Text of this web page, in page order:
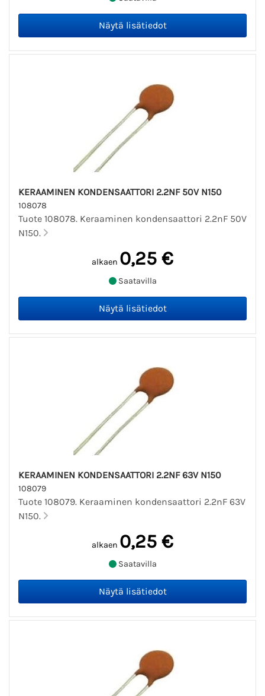
KERAAMINEN KONDENSAATTORI 2.2NF 50V N150
108078
Tuote 108078. Keraaminen kondensaattori 2.2nF 50V
N150.
alkaen 0,25 €
Saatavilla
KERAAMINEN KONDENSAATTORI 2.2NF 63V N150
108079
Tuote 108079. Keraaminen kondensaattori 2.2nF 63V
N150.
alkaen 0,25 €
Saatavilla